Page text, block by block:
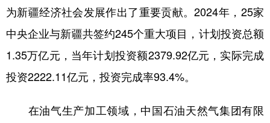
Русский язык 日本語 한국어
Deutsch Português
为新疆经济社会发展作出了重要贡献。2024年，25家
中央企业与新疆共签约245个重大项目，计划投资总额
1.35万亿元，当年计划投资额2379.92亿元，实际完成
投资2222.11亿元，投资完成率93.4%。
在油气生产加工领域，中国石油天然气集团有限